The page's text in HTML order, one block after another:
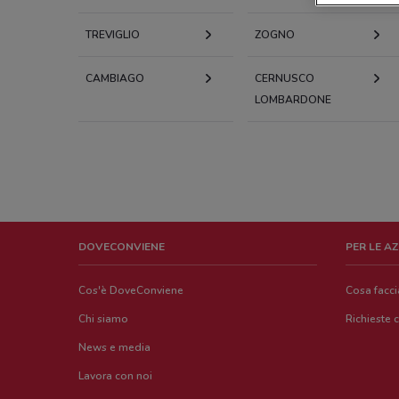
TREVIGLIO ZOGNO
CAMBIAGO
CERNUSCO
LOMBARDONE
DOVECONVIENE
Cos'è DoveConviene
Chi siamo
News e media
Lavora con noi
PER LE
Cosa
Richieste